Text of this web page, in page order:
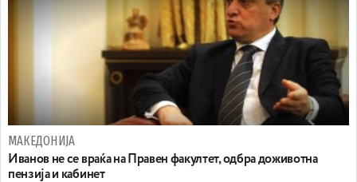
МАКЕДОНИЈА
Иванов не се враќа на Правен факултет, одбра доживотна
пензија и кабинет